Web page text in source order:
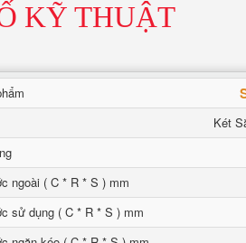
KỸ THUẬT
Két
ngoài ( C * R * S ) mm
sử dụng ( C * R * S ) mm